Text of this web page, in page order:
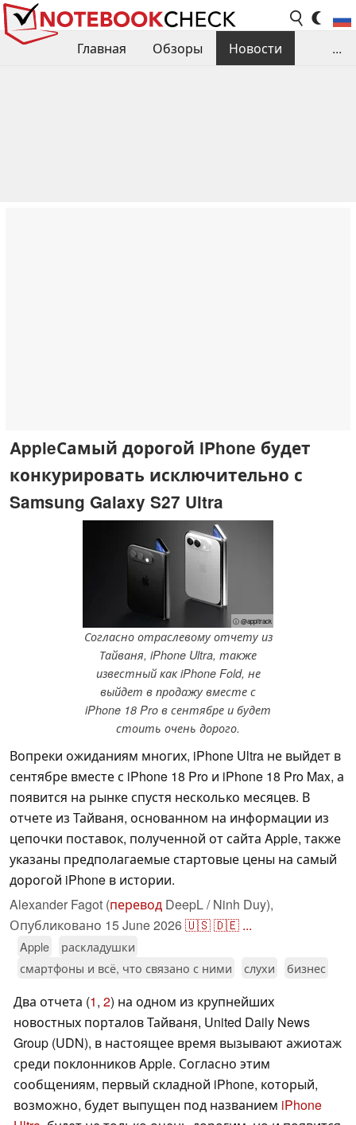
Главная Обзоры
Новости
...
AppleСамый дорогой iPhone будет
конкурировать исключительно с
Samsung Galaxy S27 Ultra
ⓘ @appltrack
Согласно отраслевому отчету из
Тайваня, iPhone Ultra, также
известный как iPhone Fold, не
выйдет в продажу вместе с
iPhone 18 Pro в сентябре и будет
стоить очень дорого.
Вопреки ожиданиям многих, iPhone Ultra не выйдет в
сентябре вместе с iPhone 18 Pro и iPhone 18 Pro Max, а
появится на рынке спустя несколько месяцев. В
отчете из Тайваня, основанном на информации из
цепочки поставок, полученной от сайта Apple, также
указаны предполагаемые стартовые цены на самый
дорогой iPhone в истории.
Alexander Fagot (перевод DeepL / Ninh Duy),
Опубликовано 15 June 2026🇺🇸🇩🇪 ...
Apple
раскладушки
смартфоны и всё, что связано с ними
слухи бизнес
Два отчета (1, 2) на одном из крупнейших
новостных порталов Тайваня, United Daily News
Group (UDN), в настоящее время вызывают ажиотаж
среди поклонников Apple. Согласно этим
сообщениям, первый складной iPhone, который,
возможно, будет выпущен под названием iPhone